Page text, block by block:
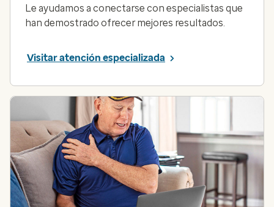
Le ayudamos a conectarse con especialistas que
han demostrado ofrecer mejores resultados.
Visitar atención especializada